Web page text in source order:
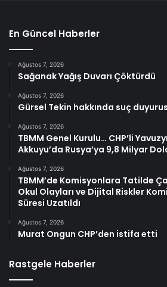
En Güncel Haberler
Ağustos 7, 2026
Sağanak Yağış Duvarı Çöktürdü
Ağustos 7, 2026
Gürsel Tekin hakkında suç
Ağustos 7, 2026
TBMM Genel Kurulu… CHP’li
Akkuyu’da Rusya’ya 9,8 Milyar
Ağustos 7, 2026
TBMM’de Komisyonlara Tatilde
Okul Olayları ve Dijital Riskler
Süresi Uzatıldı
Ağustos 7, 2026
Murat Ongun CHP’den istifa etti
Rastgele Haberler